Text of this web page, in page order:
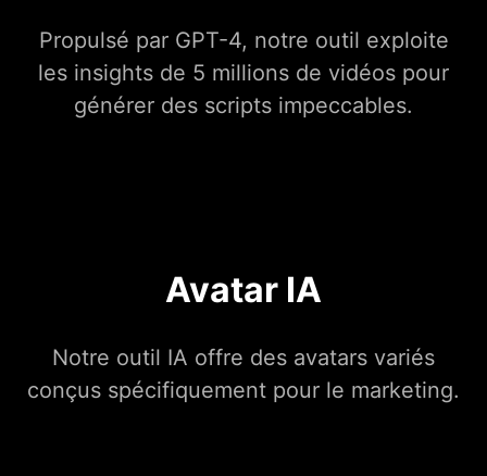
Propulsé par GPT-4, notre outil exploite
les insights de 5 millions de vidéos pour
générer des scripts impeccables.
Avatar IA
Notre outil IA offre des avatars variés
conçus spécifiquement pour le marketing.